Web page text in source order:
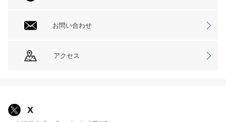
お問い合わせ
アクセス
X